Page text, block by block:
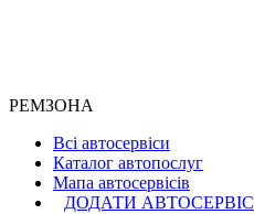
РЕМЗОНА
Всі автосервіси
Каталог автопослуг
Мапа автосервісів
ДОДАТИ АВТОСЕРВІС